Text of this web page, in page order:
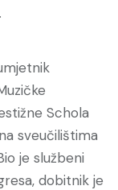
Schola
sveučilištima
je službeni
dobitnik je